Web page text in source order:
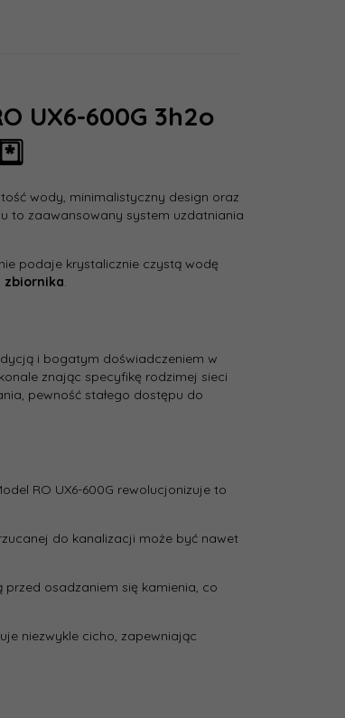
UX6-600G 3h2o
wody, minimalistyczny design oraz
to zaawansowany system uzdatniania
podaje krystalicznie czystą wodę
zbiornika
i bogatym doświadczeniem w
znając specyfikę rodzimej sieci
pewność stałego dostępu do
RO UX6-600G rewolucjonizuje to
do kanalizacji może być nawet
osadzaniem się kamienia, co
niezwykle cicho, zapewniając